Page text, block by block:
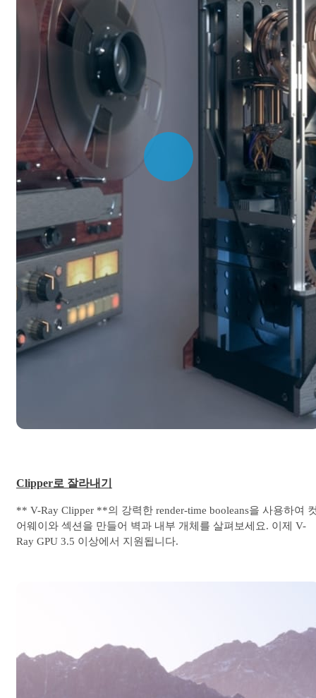
Clipper로 잘라내기
** V-Ray Clipper **의 강력한 render-time booleans을 사용하여
어웨이와 섹션을 만들어 벽과 내부 개체를 살펴보세요. 이제 V-
Ray GPU 3.5 이상에서 지원됩니다.